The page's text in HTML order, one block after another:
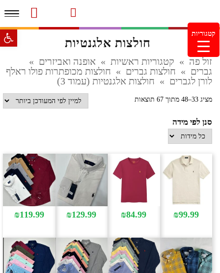
מוצרים חדשים
צור קשר מעקב הזמנות
מינימום הזמנה 99.99 ש"ח – משלוח חינם ברכישה מעל
חולצות אלגנטיות
זול פה » קטגוריות ראשיות » אופנה ואביזרים »
גברים » חולצות גברים » חולצות מכופתרות פולו ראלף
לורן לגברים » חולצות אלגנטיות (עמוד 3)
מציג 33–48 מתוך 67 תוצאות
ממוין
סנן לפי מידה
₪99.99
₪84.99
₪129.99
₪119.99
קטגוריות פתח